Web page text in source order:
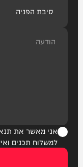
אני מאשר את
למשלוח תכנים